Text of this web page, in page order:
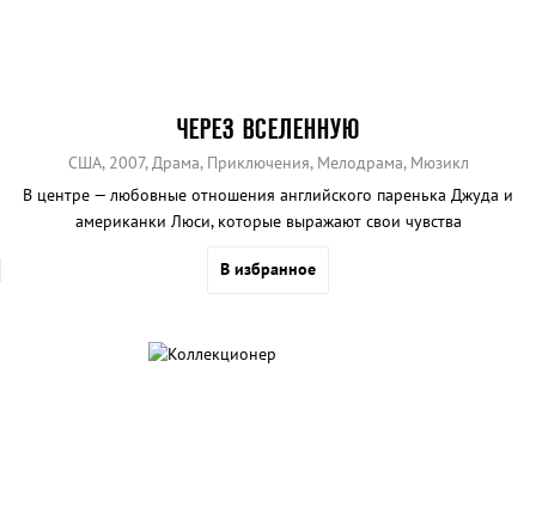
ЧЕРЕЗ ВСЕЛЕННУЮ
США, 2007, Драма, Приключения, Мелодрама, Мюзикл
В центре — любовные отношения английского паренька Джуда и
американки Люси, которые выражают свои чувства
В избранное